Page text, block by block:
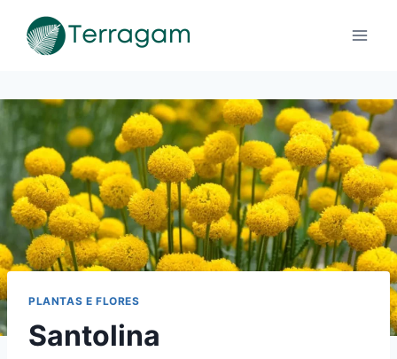
para
PLANTAS E FLORES
Santolina